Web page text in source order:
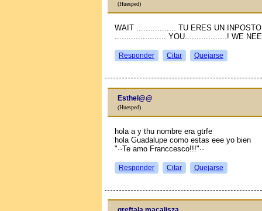
(Huesped)
WAIT ................. TU ERES UN
...................... YOU..................! WE
Responder Citar Quejarse
Esthel@@
(Huesped)
hola a y thu nombre era gtrfe
hola Guadalupe como estas eee yo bien
"··Te amo Franccesco!!!"··
Responder Citar Quejarse